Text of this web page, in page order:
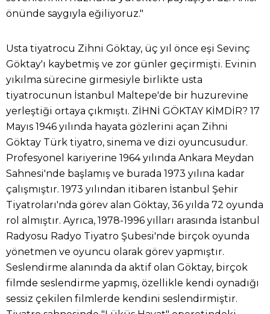
önünde saygıyla eğiliyoruz."
Usta tiyatrocu Zihni Göktay, üç yıl önce eşi Sevinç
Göktay'ı kaybetmiş ve zor günler geçirmişti. Evinin
yıkılma sürecine girmesiyle birlikte usta
tiyatrocunun İstanbul Maltepe'de bir huzurevine
yerleştiği ortaya çıkmıştı. ZİHNİ GÖKTAY KİMDİR? 17
Mayıs 1946 yılında hayata gözlerini açan Zihni
Göktay Türk tiyatro, sinema ve dizi oyuncusudur.
Profesyonel kariyerine 1964 yılında Ankara Meydan
Sahnesi'nde başlamış ve burada 1973 yılına kadar
çalışmıştır. 1973 yılından itibaren İstanbul Şehir
Tiyatroları'nda görev alan Göktay, 36 yılda 72 oyunda
rol almıştır. Ayrıca, 1978-1996 yılları arasında İstanbul
Radyosu Radyo Tiyatro Şubesi'nde birçok oyunda
yönetmen ve oyuncu olarak görev yapmıştır.
Seslendirme alanında da aktif olan Göktay, birçok
filmde seslendirme yapmış, özellikle kendi oynadığı
sessiz çekilen filmlerde kendini seslendirmiştir.